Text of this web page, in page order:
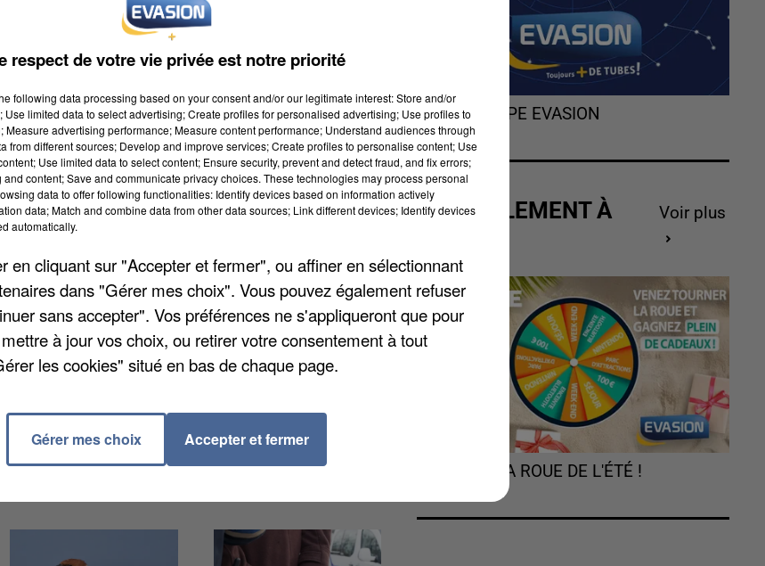
et-Loir. Ce chantier d'envergure fait partie
être livré à la fin de l'année 2026. Cet
réalisés de la déviation. Le projet de déviation
L'HOROSCOPE EVASION
ACTUELLEMENT À
Voir plus
TOURNEZ LA ROUE DE L'ÉTÉ !
respect de votre vie privée est notre priorité
following data processing based on your consent and/or our legitimate interest: Store and/or
limited data to select advertising; Create profiles for personalised advertising; Use profiles to
advertising performance; Measure content performance; Understand audiences through
from different sources; Develop and improve services; Create profiles to personalise content; Use
Use limited data to select content; Ensure security, prevent and detect fraud, and fix errors;
content; Save and communicate privacy choices. These technologies may process personal
data to offer following functionalities: Identify devices based on information actively
data; Match and combine data from other data sources; Link different devices; Identify devices
automatically.
en cliquant sur "Accepter et fermer", ou affiner en sélectionnant
dans "Gérer mes choix". Vous pouvez également refuser
sans accepter". Vos préférences ne s'appliqueront que pour
à jour vos choix, ou retirer votre consentement à tout
les cookies" situé en bas de chaque page.
Gérer mes choix Accepter et fermer